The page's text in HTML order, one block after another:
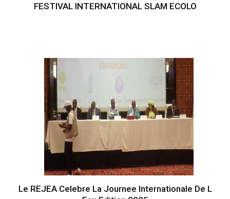
FESTIVAL INTERNATIONAL SLAM ECOLO
Le REJEA Celebre La Journee Internationale De L